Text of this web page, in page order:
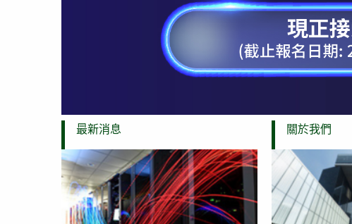
最新消息 關於我們